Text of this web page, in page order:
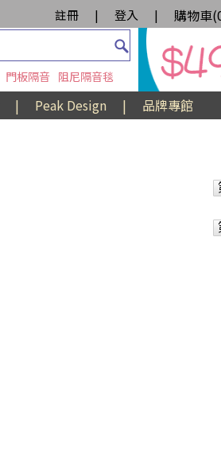
註冊 | 登入 | 購物車(
門板隔音 阻尼隔音毯
| Peak Design | 品牌專館